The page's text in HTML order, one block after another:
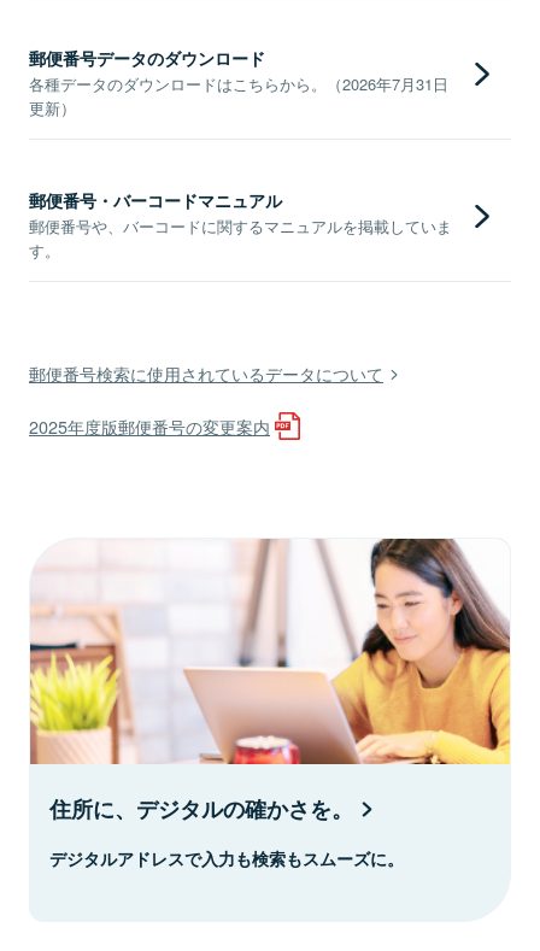
郵便番号データのダウンロード
各種データのダウンロードはこちらから。（2026年7月31日
更新）
郵便番号・バーコードマニュアル
郵便番号や、バーコードに関するマニュアルを掲載していま
す。
郵便番号検索に使用されているデータについて
2025年度版郵便番号の変更案内
住所に、デジタルの確かさを。
デジタルアドレスで入力も検索もスムーズに。